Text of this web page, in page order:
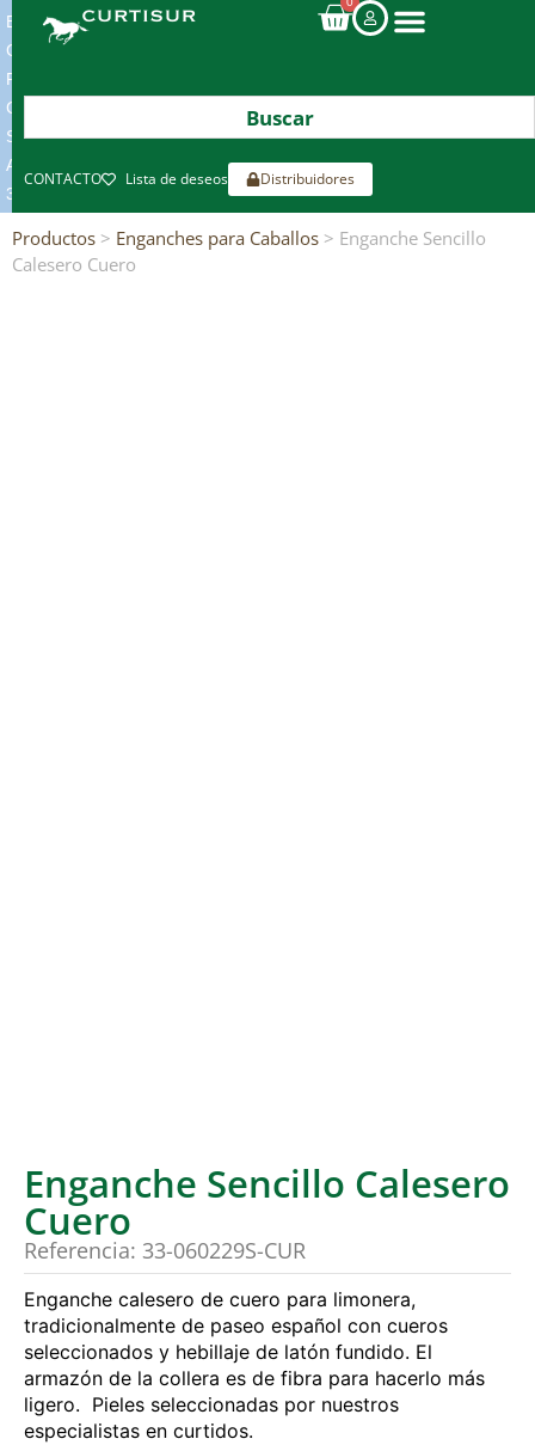
ENVIOS
GRATIS
POR
COMPRAS
SUPERIORES
A
300€*
CONTACTO Lista de deseos Distribuidores
Productos > Enganches para Caballos > Enganche Sencillo
Calesero Cuero
Enganche Sencillo Calesero
Cuero
Referencia: 33-060229S-CUR
Enganche calesero de cuero para limonera,
tradicionalmente de paseo español con cueros
seleccionados y hebillaje de latón fundido. El
armazón de la collera es de fibra para hacerlo más
ligero. Pieles seleccionadas por nuestros
especialistas en curtidos.